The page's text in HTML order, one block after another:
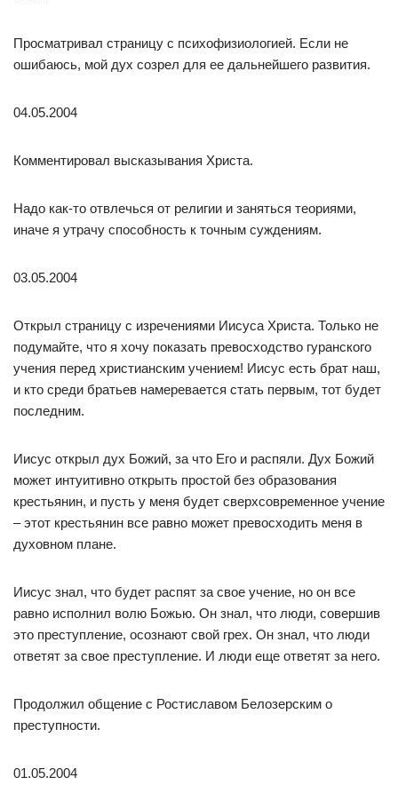
Просматривал страницу с психофизиологией. Если не
ошибаюсь, мой дух созрел для ее дальнейшего развития.
04.05.2004
Комментировал высказывания Христа.
Надо как-то отвлечься от религии и заняться теориями,
иначе я утрачу способность к точным суждениям.
03.05.2004
Открыл страницу с изречениями Иисуса Христа. Только не
подумайте, что я хочу показать превосходство гуранского
учения перед христианским учением! Иисус есть брат наш,
и кто среди братьев намеревается стать первым, тот будет
последним.
Иисус открыл дух Божий, за что Его и распяли. Дух Божий
может интуитивно открыть простой без образования
крестьянин, и пусть у меня будет сверхсовременное учение
– этот крестьянин все равно может превосходить меня в
духовном плане.
Иисус знал, что будет распят за свое учение, но он все
равно исполнил волю Божью. Он знал, что люди, совершив
это преступление, осознают свой грех. Он знал, что люди
ответят за свое преступление. И люди еще ответят за него.
Продолжил общение с Ростиславом Белозерским о
преступности.
01.05.2004